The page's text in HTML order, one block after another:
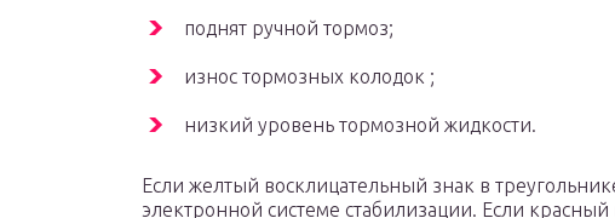
поднят ручной тормоз;
износ тормозных колодок ;
низкий уровень тормозной жидкости.
Если желтый восклицательный знак в
электронной системе стабилизации. Если